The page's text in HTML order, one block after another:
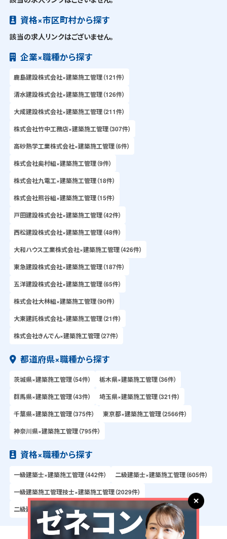
資格×市区町村から探す
該当の求人リンクはございません。
企業×職種から探す
鹿島建設株式会社×建築施工管理（121件）
清水建設株式会社×建築施工管理（126件）
大成建設株式会社×建築施工管理（211件）
株式会社竹中工務店×建築施工管理（307件）
高砂熱学工業株式会社×建築施工管理（6件）
株式会社奥村組×建築施工管理（9件）
株式会社九電工×建築施工管理（18件）
株式会社熊谷組×建築施工管理（15件）
戸田建設株式会社×建築施工管理（42件）
西松建設株式会社×建築施工管理（48件）
大和ハウス工業株式会社×建築施工管理（426件）
東急建設株式会社×建築施工管理（187件）
五洋建設株式会社×建築施工管理（65件）
株式会社大林組×建築施工管理（90件）
大東建託株式会社×建築施工管理（21件）
株式会社きんでん×建築施工管理（27件）
都道府県×職種から探す
茨城県×建築施工管理（54件）
栃木県×建築施工管理（36件）
群馬県×建築施工管理（43件）
埼玉県×建築施工管理（321件）
千葉県×建築施工管理（375件）
東京都×建築施工管理（2566件）
神奈川県×建築施工管理（795件）
資格×職種から探す
一級建築士×建築施工管理（442件）
二級建築士×建築施工管理（605件）
一級建築施工管理技士×建築施工管理（2029件）
二級建築施工管理技士×建築施工管理（2031件）